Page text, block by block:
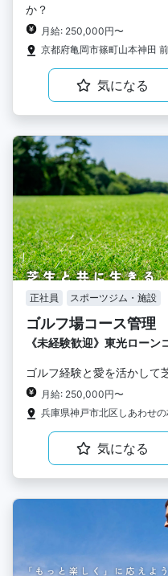
か？
月給: 250,000円〜
京都府亀岡市篠町山本神田
気になる
正社員 スポーツジム・施設
ゴルフ場コース管理
《未経験歓迎》東光ローン
ゴルフ経験と愛を活かして
月給: 250,000円〜
兵庫県神戸市北区しあわせ
気になる